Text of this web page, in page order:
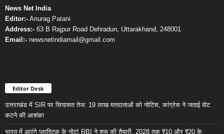
News Net India
Editor:- Anurag Patani
Address:- 63 B Rajpur Road Dehradun, Uttarakhand, 248001
Email:- newsnetindiamail@gmail.com
Editor Desk
उत्तराखंड में SIR पर सियासत तेज: 19 लाख मतदाताओं को नोटिस, कांग्रेस ने जताई वोट
कटने की आशंका
भारत में आएंगे प्लास्टिक के नोट! RBI ने शुरू की तैयारी, 2028 तक ₹10 और ₹20 के